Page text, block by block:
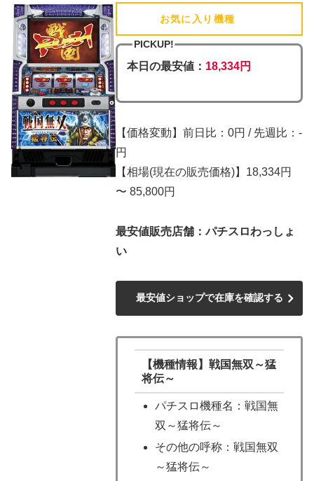
お気に入り機種
PICKUP!
本日の最安値： 18,334円
【価格変動】前日比：0円 / 先週比：-
円
【相場(現在の販売価格)】18,334円
〜 85,800円
最安値販売店舗：パチスロわっしょ
い
最安値ショップで在庫を確認する
【機種情報】戦国無双～猛
将伝～
パチスロ機種名：戦国無
双～猛将伝～
その他の呼称：戦国無双
～猛将伝～